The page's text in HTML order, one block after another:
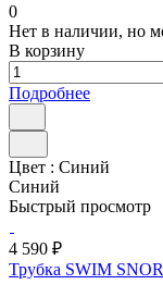
0
Нет в наличии, но
В корзину
Подробнее
Цвет : Синий
Синий
Быстрый просмотр
4 590 ₽
Трубка SWIM